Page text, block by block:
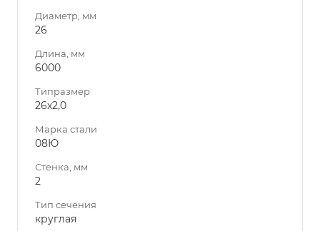
Диаметр, мм
26
Длина, мм
6000
Типразмер
26х2,0
Марка стали
08Ю
Стенка, мм
2
Тип сечения
круглая